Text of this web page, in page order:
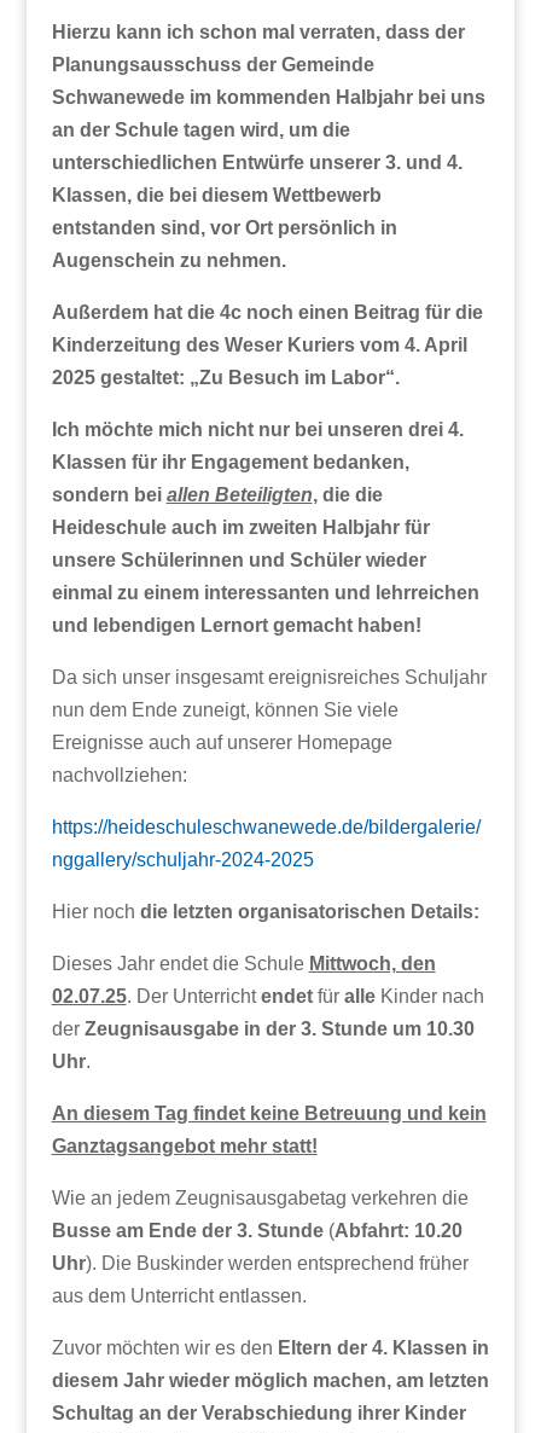
Hierzu kann ich schon mal verraten, dass der
Planungsausschuss der Gemeinde
Schwanewede im kommenden Halbjahr bei uns
an der Schule tagen wird, um die
unterschiedlichen Entwürfe unserer 3. und 4.
Klassen, die bei diesem Wettbewerb
entstanden sind, vor Ort persönlich in
Augenschein zu nehmen.
Außerdem hat die 4c noch einen Beitrag für die
Kinderzeitung des Weser Kuriers vom 4. April
2025 gestaltet: „Zu Besuch im Labor“.
Ich möchte mich nicht nur bei unseren drei 4.
Klassen für ihr Engagement bedanken,
sondern bei allen Beteiligten, die die
Heideschule auch im zweiten Halbjahr für
unsere Schülerinnen und Schüler wieder
einmal zu einem interessanten und lehrreichen
und lebendigen Lernort gemacht haben!
Da sich unser insgesamt ereignisreiches Schuljahr
nun dem Ende zuneigt, können Sie viele
Ereignisse auch auf unserer Homepage
nachvollziehen:
https://heideschuleschwanewede.de/bildergalerie/
nggallery/schuljahr-2024-2025
Hier noch die letzten organisatorischen Details:
Dieses Jahr endet die Schule Mittwoch, den
02.07.25. Der Unterrichtendetfür alleKinder nach
der Zeugnisausgabe in der 3. Stunde um 10.30
Uhr.
An diesem Tag findet keine Betreuung und kein
Ganztagsangebot mehr statt!
Wie an jedem Zeugnisausgabetag verkehren die
Busse am Ende der 3. Stunde(Abfahrt: 10.20
Uhr). Die Buskinder werden entsprechend früher
aus dem Unterricht entlassen.
Zuvor möchten wir es den Eltern der 4. Klassen in
diesem Jahr wieder möglich machen, am letzten
Schultag an der Verabschiedung ihrer Kinder